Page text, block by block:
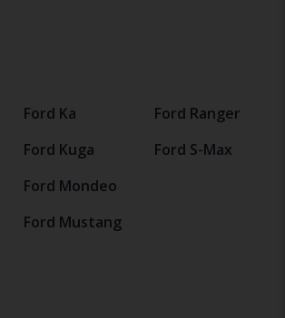
Ford Ka
Ford Kuga
Ford Mondeo
Ford Mustang
Ford Ranger
Ford S-Max